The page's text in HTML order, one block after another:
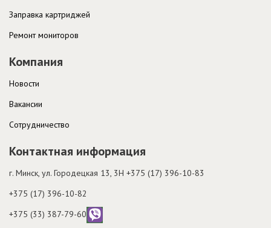
Заправка картриджей
Ремонт мониторов
Компания
Новости
Вакансии
Cотрудничество
Контактная информация
г. Минск, ул. Городецкая 13, 3H +375 (17) 396-10-83
+375 (17) 396-10-82
+375 (33) 387-79-60